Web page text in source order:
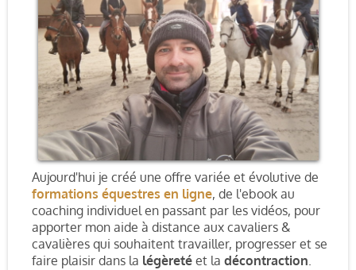
Aujourd'hui je créé une offre variée et évolutive de
formations équestres en ligne, de l'ebook au
coaching individuel en passant par les vidéos, pour
apporter mon aide à distance aux cavaliers &
cavalières qui souhaitent travailler, progresser et se
faire plaisir dans la légèreté et la décontraction.